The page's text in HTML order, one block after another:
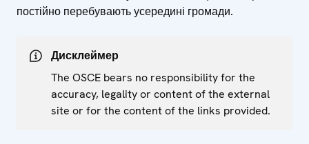
постійно перебувають усередині громади.
Дисклеймер
The OSCE bears no responsibility for the
accuracy, legality or content of the external
site or for the content of the links provided.